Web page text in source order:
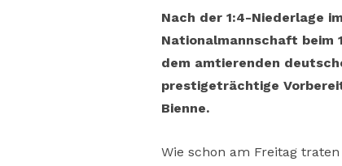
Nach der 1:4-Niederlage
Nationalmannschaft beim
dem amtierenden
prestigeträchtige
Bienne.
Wie schon am Freitag